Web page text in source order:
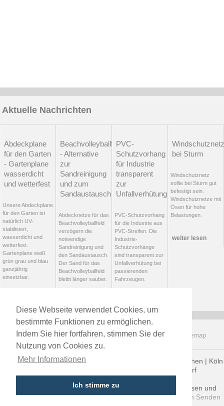
Diese Webseite verwendet Cookies, um
bestimmte Funktionen zu ermöglichen.
Indem Sie hier fortfahren, stimmen Sie der
Nutzung von Cookies zu.
Mehr Informationen
Ich stimme zu
Aktuelle Nachrichten
Abdeckplane
für den Garten
- Gartenplane
wasserdicht
und wetterfest
Unsere Abdeckplane
für den Garten ist
natürlich UV-
stabilisiert,
wasserdicht und
wetterfest.
Gartenplane weiß
grün grau und blau
ganzjährig
einsetzbar.
Beachvolleyballfeld
- Alternative
zur
Sandreinigung
und zum
Sandaustausch
Abdecknetze für das
Beachvolleyballfeld
verzögern die
notwendige
Sandreinigung und
den Sandaustausch.
Der Sand für das
Beachvolleyballfeld
bleibt länger sauber.
PVC-
Schutzvorhang
für Industrie
transparent
zur
Unfallverhütung
PVC-Schutzvorhang
für die Industrie aus
PVC-Streifen. Die
Industrie-
Schutzvorhänge
sind transparent zur
Unfallverhütung bei
passierenden
Fahrzeugen.
bei Sturm
Windschutznetz
sollte bei Sturm gut
befestigt sein.
Windschutznetze mit
Ösen für hohe
Belastungen.
weiter lesen
Datenschutz Widerrufsrecht AGB Lieferung / Versand Sitemap
Versand von Sichtschutz 75% nach Berlin | Hamburg | München | Köln
| Frankfurt | Dortmund | Stuttgart | Essen | Düsseldorf
Rechtsbeistand im Raum Ulm / Neu-Ulm / Senden / Illertissen und
Umgebung:Anwalt Ulm - Kanzlei Börner & Prötzel mit Sitz in Senden